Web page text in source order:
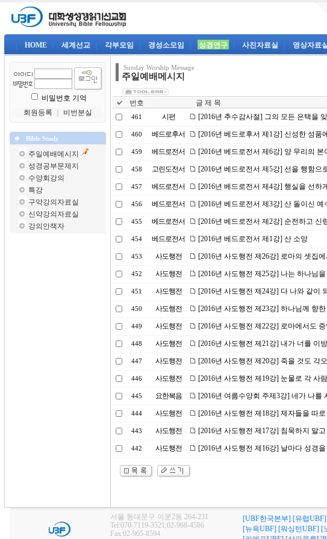
HOME 세계선교 각부모임 경성소모임 성경연구 사진자료실 영상자료
비밀번호 기억
회원등록
비번분실
Bible Study
주일예배메시지
성경공부문제지
수양회강의
특강
구약강의자료실
신약강의자료실
강의안책자
Sunday Worship Message
주일예배메시지
번호 글 제 목
461 시편 [2016년 추수감사절] 그의 모든 은택을
460 베드로후서 [2016년 베드로후서 제1강] 신성한 성품
459 베드로전서 [2016년 베드로전서 제6강] 양 무리의 본
458 고린도전서 [2016년 베드로전서 제5강] 선을 행함으
457 베드로전서 [2016년 베드로전서 제4강] 행실을 선하
456 베드로전서 [2016년 베드로전서 제3강] 산 돌이신 예
455 베드로전서 [2016년 베드로전서 제2강] 순전하고 신
454 베드로전서 [2016년 베드로전서 제1강] 산 소망
453 사도행전 [2016년 사도행전 제26강] 로마의 셋집에
452 사도행전 [2016년 사도행전 제25강] 나는 하나님
451 사도행전 [2016년 사도행전 제24강] 다 나와 같이
450 사도행전 [2016년 사도행전 제23강] 하나님께 향
449 사도행전 [2016년 사도행전 제22강] 로마에서도
448 사도행전 [2016년 사도행전 제21강] 내가 너를 이
447 사도행전 [2016년 사도행전 제20강] 죽을 것도 각
446 사도행전 [2016년 사도행전 제19강] 눈물로 각 사
445 요한복음 [2016년 여름수양회 주제3강] 네가 나를
444 사도행전 [2016년 사도행전 제18강] 제자들을 따
443 사도행전 [2016년 사도행전 제17강] 침묵하지 말
442 사도행전 [2016년 사도행전 제16강] 날마다 성경
서울 동대문구 이문2동 264-231
Tel:070-7119-3521,02-968-4586
Fax:02-965-8594
[UBF한국본부] [유럽UBF]
[뉴욕UBF] [워싱턴UBF] [